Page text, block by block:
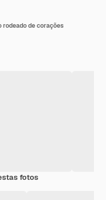
rodeado de corações
fotos